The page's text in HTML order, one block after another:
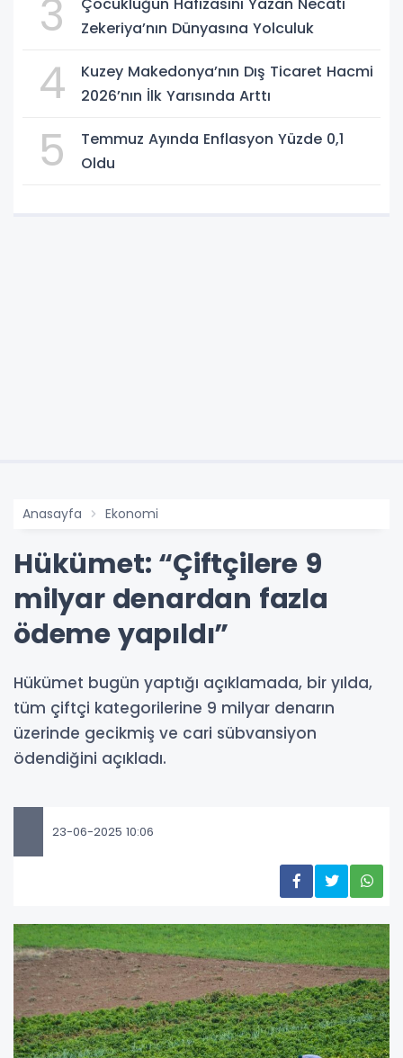
3
Çocukluğun Hafızasını Yazan Necati
Zekeriya’nın Dünyasına Yolculuk
4
Kuzey Makedonya’nın Dış Ticaret Hacmi
2026’nın İlk Yarısında Arttı
5
Temmuz Ayında Enflasyon Yüzde 0,1
Oldu
Anasayfa Ekonomi
Hükümet: “Çiftçilere 9
milyar denardan fazla
ödeme yapıldı”
Hükümet bugün yaptığı açıklamada, bir yılda,
tüm çiftçi kategorilerine 9 milyar denarın
üzerinde gecikmiş ve cari sübvansiyon
ödendiğini açıkladı.
23-06-2025 10:06